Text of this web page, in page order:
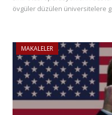
övgüler düzülen üniversitelere
MAKALELER